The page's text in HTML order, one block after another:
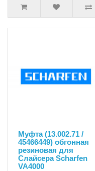
Муфта (13.002.71 /
45466449) обгонная
резиновая для
Слайсера Scharfen
VA4000